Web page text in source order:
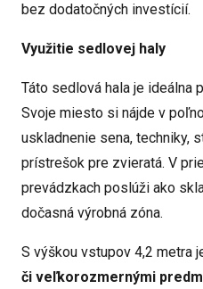
bez dodatočných investícií.
Využitie sedlovej haly
Táto sedlová hala je ideálna
Svoje miesto si nájde v
uskladnenie sena, techniky,
prístrešok pre zvieratá. V
prevádzkach poslúži ako
dočasná výrobná zóna.
S výškou vstupov 4,2 metra
či veľkorozmernými